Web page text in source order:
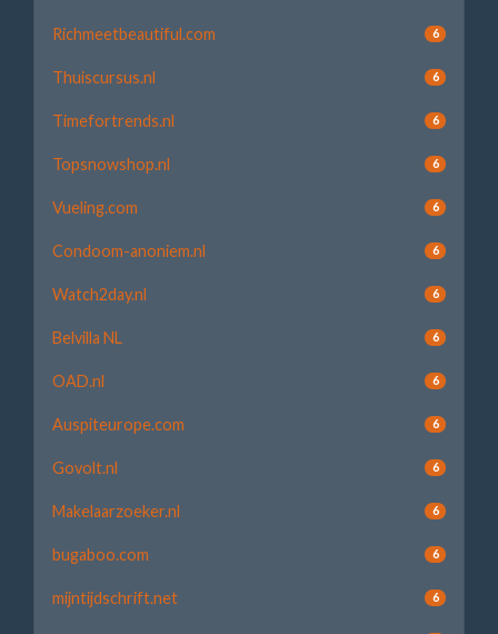
Richmeetbeautiful.com 6
Thuiscursus.nl 6
Timefortrends.nl 6
Topsnowshop.nl 6
Vueling.com 6
Condoom-anoniem.nl 6
Watch2day.nl 6
Belvilla NL 6
OAD.nl 6
Auspiteurope.com 6
Govolt.nl 6
Makelaarzoeker.nl 6
bugaboo.com 6
mijntijdschrift.net 6